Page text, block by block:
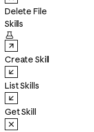
Delete File
Skills

Create Skill
List Skills
Get Skill